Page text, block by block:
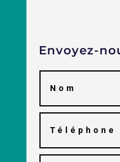
Envoyez-